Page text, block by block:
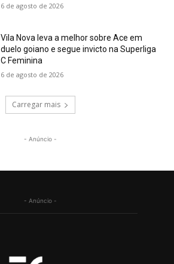
6 de agosto de 2026
Vila Nova leva a melhor sobre Ace em
duelo goiano e segue invicto na Superliga
C Feminina
6 de agosto de 2026
Carregar mais
- Anúncio -
- Anúncio -